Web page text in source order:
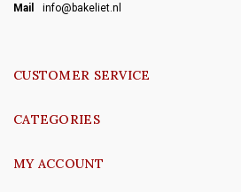
Mail
info@bakeliet.nl
CUSTOMER SERVICE
CATEGORIES
MY ACCOUNT